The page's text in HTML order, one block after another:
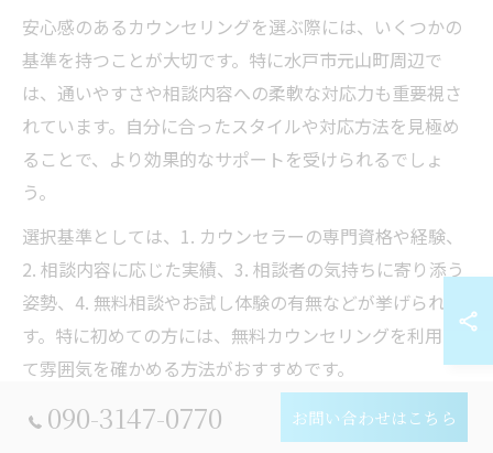
安心感のあるカウンセリングを選ぶ際には、いくつかの
基準を持つことが大切です。特に水戸市元山町周辺で
は、通いやすさや相談内容への柔軟な対応力も重要視さ
れています。自分に合ったスタイルや対応方法を見極め
ることで、より効果的なサポートを受けられるでしょ
う。
選択基準としては、1. カウンセラーの専門資格や経験、
2. 相談内容に応じた実績、3. 相談者の気持ちに寄り添う
姿勢、4. 無料相談やお試し体験の有無などが挙げられま
す。特に初めての方には、無料カウンセリングを利用し
て雰囲気を確かめる方法がおすすめです。
さらに、カウンセリングルームの環境やアクセスの良さ
も選びやすさに直結します。予約のしやすさや待ち時間
090-3147-0770 お問い合わせはこちら